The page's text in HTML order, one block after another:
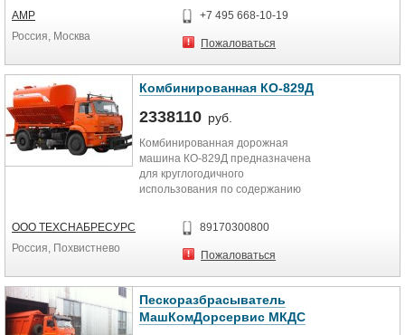
АМР
Россия, Москва
+7 495 668-10-19
Пожаловаться
Комбинированная КО-829Д
2338110 руб.
Комбинированная дорожная
машина КО-829Д предназначена
для круглогодичного
использования по содержанию
покрытием.
В состав оборудования
транспортёром и
разбрасывающим диском,
центробежный насос с коробкой
ООО ТЕХСНАБРЕСУРС
Россия, Похвистнево
89170300800
Пожаловаться
Пескоразбрасыватель
МашКомДорсервис МКДС